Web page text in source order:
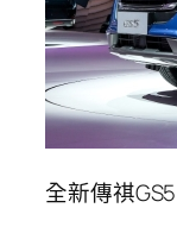
全新傳祺